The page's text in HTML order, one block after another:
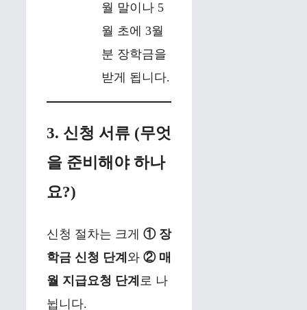
월 말이나 5
월 초에 3월
분 장학금을
받게 됩니다.
3. 신청 서류 (무엇
을 준비해야 하나
요?)
신청 절차는 크게 ① 장
학금 신청 단계 와 ② 매
월 지급요청 단계 로 나
뉩니다.